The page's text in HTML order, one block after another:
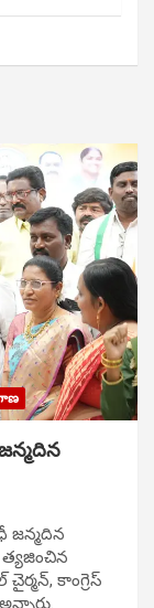
త్య‌జించిన
కాంగ్రెస్